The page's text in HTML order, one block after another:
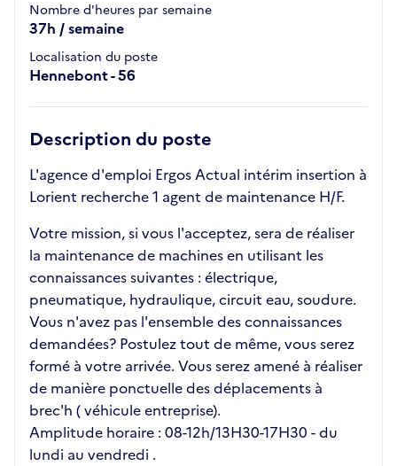
Nombre d'heures par semaine
37h / semaine
Localisation du poste
Hennebont - 56
Description du poste
L'agence d'emploi Ergos Actual intérim insertion à
Lorient recherche 1 agent de maintenance H/F.
Votre mission, si vous l'acceptez, sera de réaliser
la maintenance de machines en utilisant les
connaissances suivantes : électrique,
pneumatique, hydraulique, circuit eau, soudure.
Vous n'avez pas l'ensemble des connaissances
demandées? Postulez tout de même, vous serez
formé à votre arrivée. Vous serez amené à réaliser
de manière ponctuelle des déplacements à
brec'h ( véhicule entreprise).
Amplitude horaire : 08-12h/13H30-17H30 - du
lundi au vendredi .